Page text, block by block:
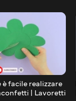
è facile realizzare
| Lavoretti